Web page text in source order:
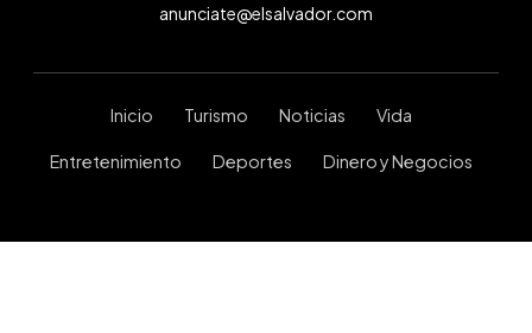
anunciate@elsalvador.com
Inicio Turismo Noticias Vida
Entretenimiento Deportes Dinero y Negocios